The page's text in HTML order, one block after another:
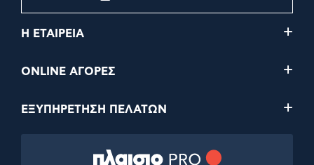
Η ΕΤΑΙΡΕΙΑ
ONLINE ΑΓΟΡΕΣ
ΕΞΥΠΗΡΕΤΗΣΗ ΠΕΛΑΤΩΝ